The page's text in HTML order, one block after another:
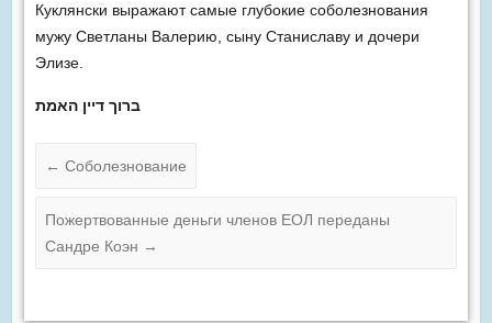
Куклянски выражают самые глубокие соболезнования
мужу Светланы Валерию, сыну Станиславу и дочери
Элизе.
ברוך דיין האמת
← Соболезнование
Пожертвованные деньги членов ЕОЛ переданы
Сандре Коэн →